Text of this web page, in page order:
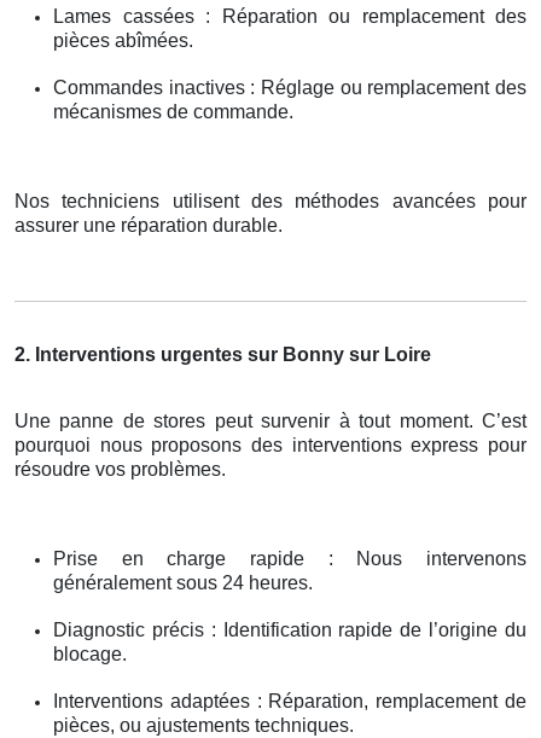
Lames cassées : Réparation ou remplacement des
pièces abîmées.
Commandes inactives : Réglage ou remplacement des
mécanismes de commande.
Nos techniciens utilisent des méthodes avancées pour
assurer une réparation durable.
2. Interventions urgentes sur Bonny sur Loire
Une panne de stores peut survenir à tout moment. C’est
pourquoi nous proposons des interventions express pour
résoudre vos problèmes.
Prise en charge rapide : Nous intervenons
généralement sous 24 heures.
Diagnostic précis : Identification rapide de l’origine du
blocage.
Interventions adaptées : Réparation, remplacement de
pièces, ou ajustements techniques.